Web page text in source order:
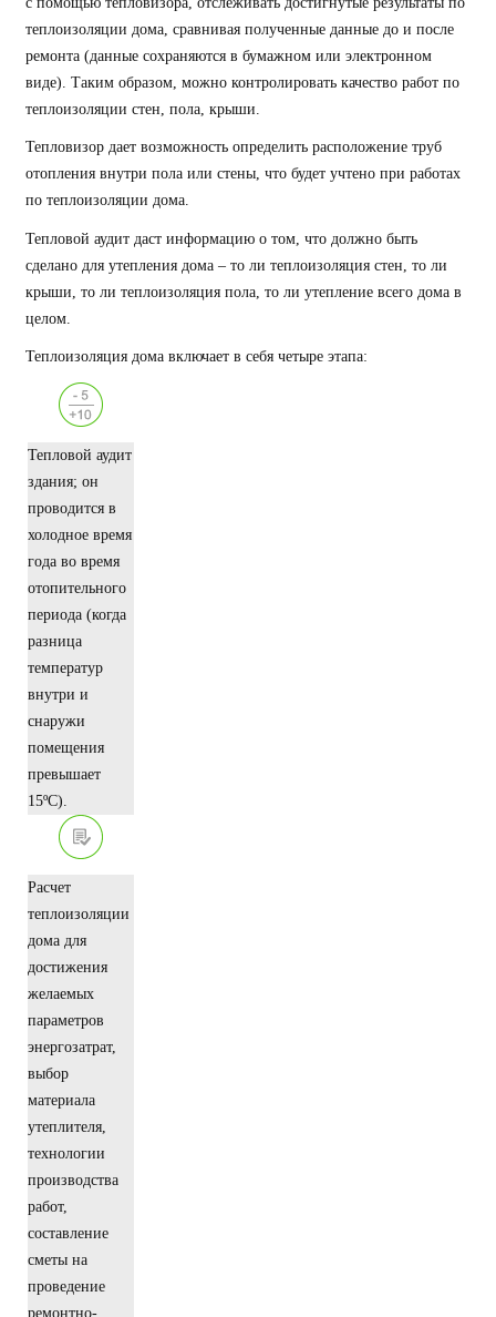
теплоизоляции дома, сравнивая полученные данные до и после
ремонта (данные сохраняются в бумажном или электронном
виде). Таким образом, можно контролировать качество работ по
теплоизоляции стен, пола, крыши.
Тепловизор дает возможность определить расположение труб
отопления внутри пола или стены, что будет учтено при работах
по теплоизоляции дома.
Тепловой аудит даст информацию о том, что должно быть
сделано для утепления дома – то ли теплоизоляция стен, то ли
крыши, то ли теплоизоляция пола, то ли утепление всего дома в
целом.
Теплоизоляция дома включает в себя четыре этапа:
Тепловой аудит
здания; он
проводится в
холодное время
года во время
отопительного
периода (когда
разница
температур
внутри и
снаружи
помещения
превышает
15ºC).
Расчет
теплоизоляции
дома для
достижения
желаемых
параметров
энергозатрат,
выбор
материала
утеплителя,
технологии
производства
работ,
составление
сметы на
проведение
ремонтно-